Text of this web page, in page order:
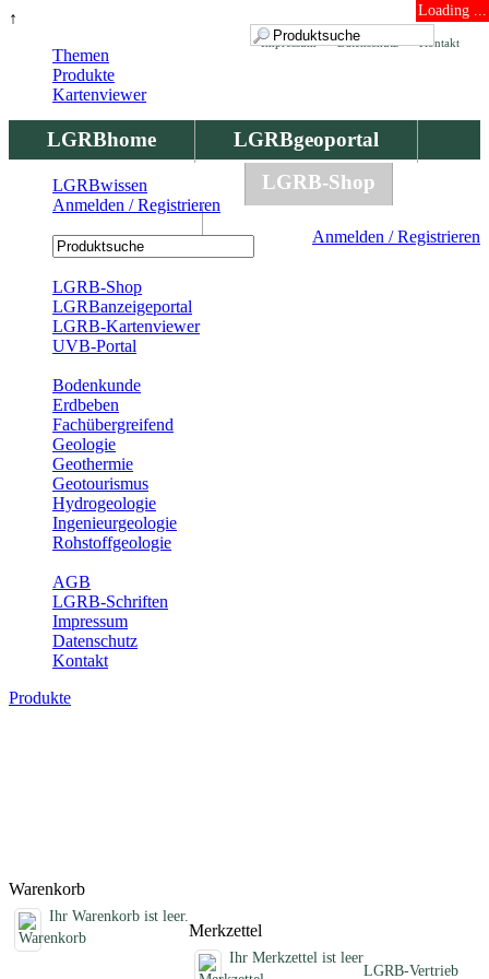
↑ Loading ...
Kontakt
Datenschutz
Impressum
LGRBhome
LGRBgeoportal
LGRBbohrungen
LGRB-Shop
Anmelden / Registrieren
Themen
Produkte
Kartenviewer
LGRBwissen
Anmelden / Registrieren
LGRB-Shop
LGRBanzeigeportal
LGRB-Kartenviewer
UVB-Portal
Bodenkunde
Erdbeben
Fachübergreifend
Geologie
Geothermie
Geotourismus
Hydrogeologie
Ingenieurgeologie
Rohstoffgeologie
AGB
LGRB-Schriften
Impressum
Datenschutz
Kontakt
Produkte
Warenkorb
Ihr Warenkorb ist leer.
Merkzettel
Ihr Merkzettel ist leer
LGRB-Vertrieb